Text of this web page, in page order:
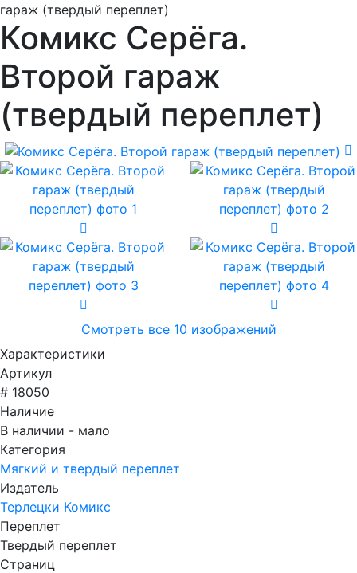
гараж (твердый переплет)
Комикс Серёга.
Второй гараж
(твердый переплет)
Смотреть все 10 изображений
Характеристики
Артикул
# 18050
Наличие
В наличии - мало
Категория
Мягкий и твердый переплет
Издатель
Терлецки Комикс
Переплет
Твердый переплет
Страниц